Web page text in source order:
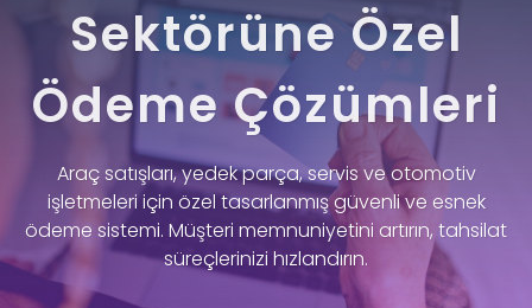
Sektörüne Özel
Ödeme Çözümleri
Araç satışları, yedek parça, servis ve otomotiv
işletmeleri için özel tasarlanmış güvenli ve esnek
ödeme sistemi. Müşteri memnuniyetini artırın, tahsilat
süreçlerinizi hızlandırın.